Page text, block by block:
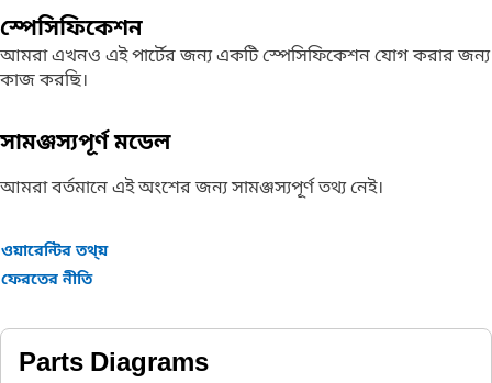
স্পেসিফিকেশন
আমরা এখনও এই পার্টের জন্য একটি স্পেসিফিকেশন যোগ করার জন্য
কাজ করছি।
সামঞ্জস্যপূর্ণ মডেল
আমরা বর্তমানে এই অংশের জন্য সামঞ্জস্যপূর্ণ তথ্য নেই।
ওয়ারেন্টির তথ্য়
ফেরতের নীতি
Parts Diagrams